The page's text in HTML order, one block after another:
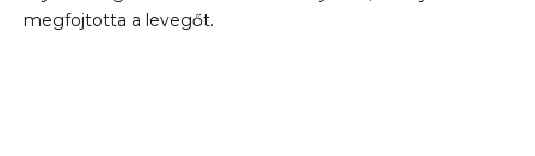
megfojtotta a levegőt.